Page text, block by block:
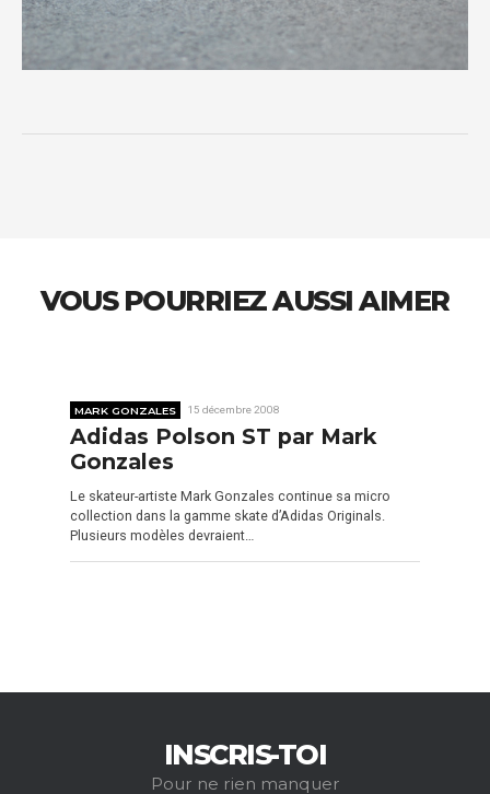
VOUS POURRIEZ AUSSI AIMER
MARK GONZALES 15 décembre 2008
Adidas Polson ST par Mark
Gonzales
Le skateur-artiste Mark Gonzales continue sa micro
collection dans la gamme skate d’Adidas Originals.
Plusieurs modèles devraient…
INSCRIS-TOI
Pour ne rien manquer